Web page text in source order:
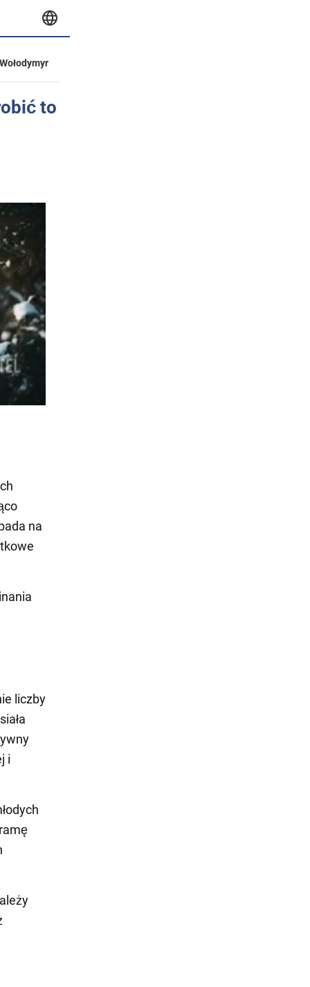
Wołodymyr
to
na
liczby
i